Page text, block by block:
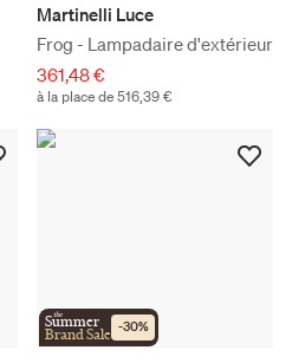
Martinelli Luce
Frog - Lampadaire d'extérieur
361,48 €
à la place de 516,39 €
the
Summer
Brand Sale -30%